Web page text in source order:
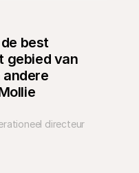
developers
pakketten
best
gebied van
directeur